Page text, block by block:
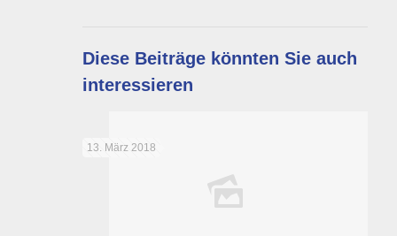
Diese Beiträge könnten Sie auch
interessieren
13. März 2018